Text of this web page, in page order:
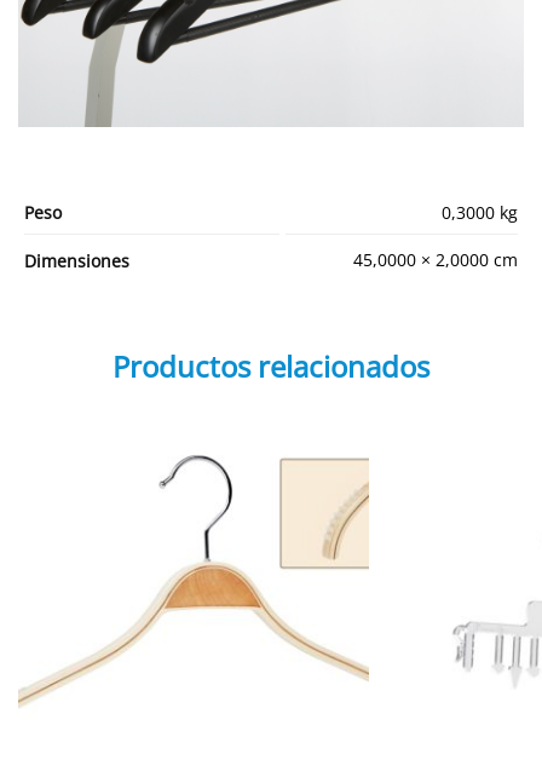
Peso 0,3000 kg
Dimensiones 45,0000 × 2,0000 cm
Productos relacionados